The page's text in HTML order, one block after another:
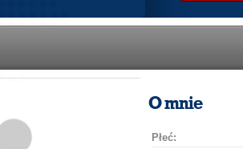
O mnie
Płeć: